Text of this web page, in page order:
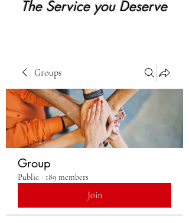
The Service you Deserve
Groups
Group
Public · 189 members
Join